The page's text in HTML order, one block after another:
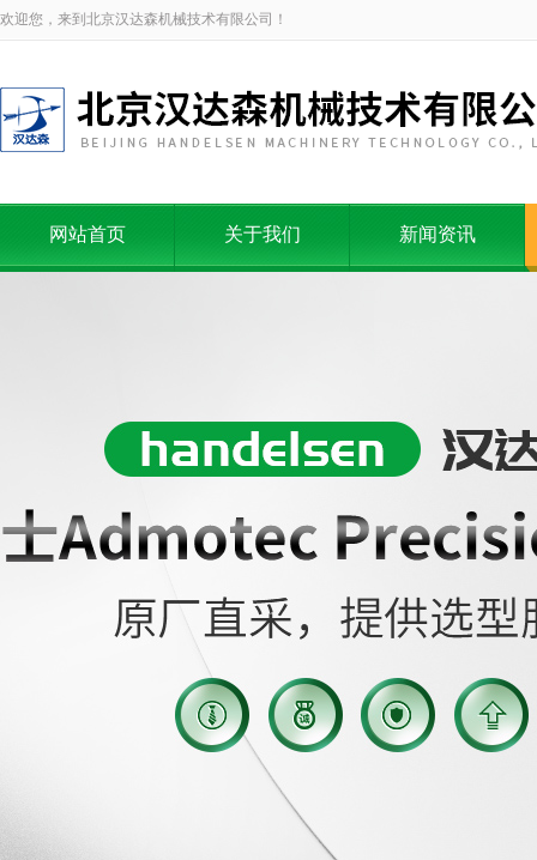
欢迎您，来到北京汉达森机械技术有限公司！
网站首页 关于我们 新闻资讯